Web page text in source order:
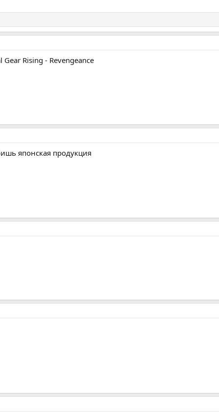
Gear Rising - Revengeance
японская продукция